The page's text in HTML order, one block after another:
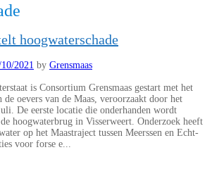
hoogwaterschade
2021 by Grensmaas
is Consortium Grensmaas gestart met het
de oevers van de Maas, veroorzaakt door het
De eerste locatie die onderhanden wordt
hoogwaterbrug in Visserweert. Onderzoek heeft
op het Maastraject tussen Meerssen en Echt-
voor forse e...